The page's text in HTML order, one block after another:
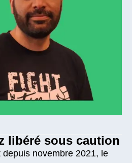
libéré sous caution
novembre 2021, le